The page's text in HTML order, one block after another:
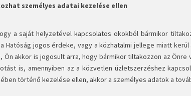
személyes adatai kezelése ellen
a saját helyzetével kapcsolatos okokból bármikor
Hatóság jogos érdeke, vagy a közhatalmi jellege miatt
Ön akkor is jogosult arra, hogy bármikor tiltakozzon az
is, amennyiben az a közvetlen üzletszerzéshez
történő kezelése ellen, akkor a személyes adatok a